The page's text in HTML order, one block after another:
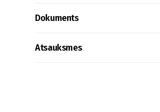
Dokuments
Atsauksmes